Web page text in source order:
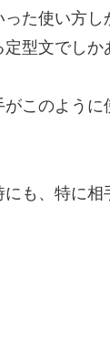
た使い方
型文でしか
このよう
も、特に相